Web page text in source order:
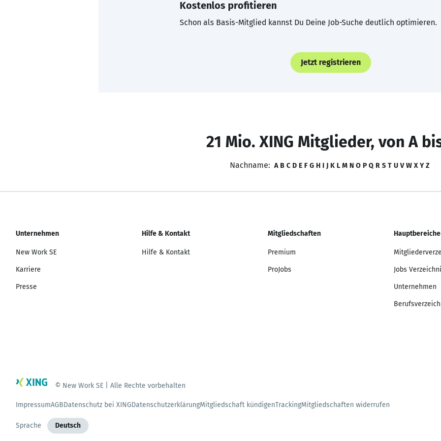
Kostenlos profitieren
Schon als Basis-Mitglied kannst Du Deine Job-Suche deutlich optimieren.
Jetzt registrieren
21 Mio. XING Mitglieder, von A
Nachname: A B C D E F G H I J K L M N O P Q R S T U V W X Y Z
Unternehmen
New Work SE
Karriere
Presse
Hilfe & Kontakt
Hilfe & Kontakt
Mitgliedschaften
Premium
ProJobs
Hauptbereiche
Jobs
Unternehmen
© New Work SE | Alle Rechte vorbehalten
ImpressumAGBDatenschutz bei XINGDatenschutzerklärungMitgliedschaft kündigenTrackingMitgliedschaften widerrufen
Sprache Deutsch